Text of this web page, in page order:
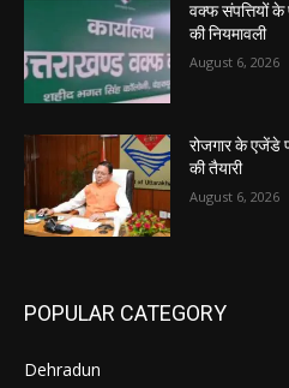
वक्फ संपत्तियों के
की नियमावली
August 6, 2026
रोजगार के एजेंडे
की तैयारी
August 6, 2026
POPULAR CATEGORY
Dehradun